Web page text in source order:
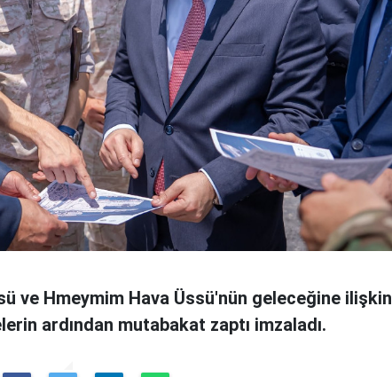
ve Hmeymim Hava Üssü'nün geleceğine ilişkin
ardından mutabakat zaptı imzaladı.